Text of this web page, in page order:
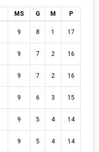
MS G M P
9 8 1 17
9 7 2 16
9 7 2 16
9 6 3 15
9 5 4 14
9 5 4 14